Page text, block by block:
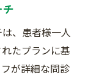
チ
、患者様一人
たプランに基
が詳細な問診